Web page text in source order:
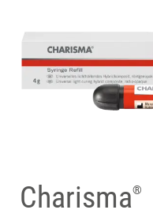
Charisma®